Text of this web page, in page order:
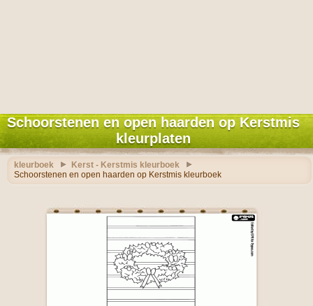
Schoorstenen en open haarden op Kerstmis
kleurplaten
kleurboek
Kerst - Kerstmis kleurboek
Schoorstenen en open haarden op Kerstmis kleurboek